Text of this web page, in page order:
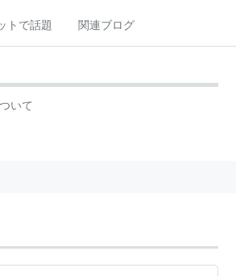
トで話題 関連ブログ
いて